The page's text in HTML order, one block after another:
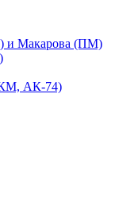
и Макарова (ПМ)
АК-74)